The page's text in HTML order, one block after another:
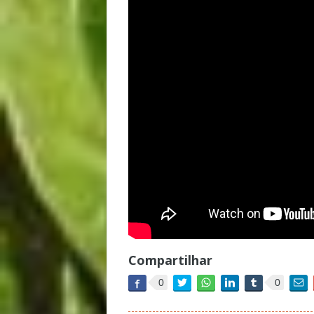
Compartilhar
0 0